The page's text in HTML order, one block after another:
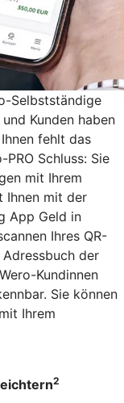
Selbstständige
Kunden haben
fehlt das
Schluss: Sie
mit Ihrem
Ihnen mit der
App Geld in
Ihres QR-
der
Kundinnen
Sie können
Ihrem
2